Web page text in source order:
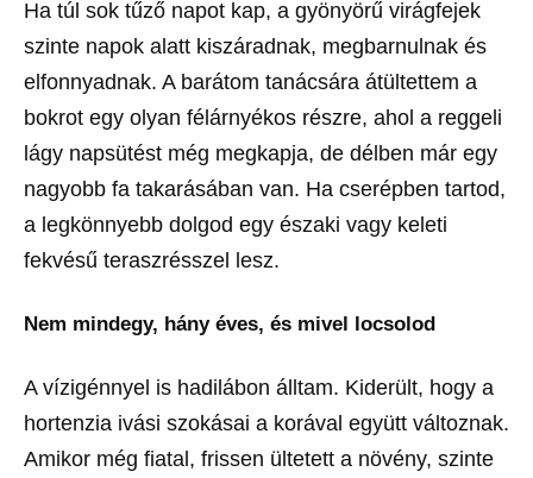
Ha túl sok tűző napot kap, a gyönyörű virágfejek
szinte napok alatt kiszáradnak, megbarnulnak és
elfonnyadnak. A barátom tanácsára átültettem a
bokrot egy olyan félárnyékos részre, ahol a reggeli
lágy napsütést még megkapja, de délben már egy
nagyobb fa takarásában van. Ha cserépben tartod,
a legkönnyebb dolgod egy északi vagy keleti
fekvésű teraszrésszel lesz.
Nem mindegy, hány éves, és mivel locsolod
A vízigénnyel is hadilábon álltam. Kiderült, hogy a
hortenzia ivási szokásai a korával együtt változnak.
Amikor még fiatal, frissen ültetett a növény, szinte